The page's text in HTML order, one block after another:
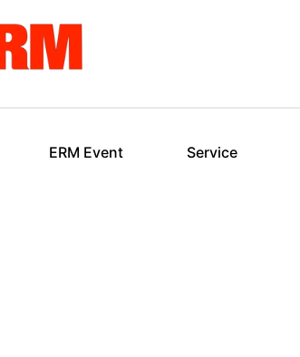
ERM Event Service